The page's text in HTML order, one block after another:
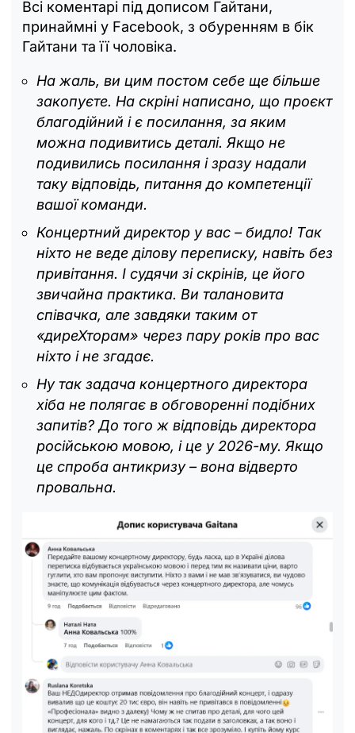
Всі коментарі під дописом Гайтани,
принаймні у Facebook, з обуренням в бік
Гайтани та її чоловіка.
На жаль, ви цим постом себе ще більше
закопуєте. На скріні написано, що проєкт
благодійний і є посилання, за яким
можна подивитись деталі. Якщо не
подивились посилання і зразу надали
таку відповідь, питання до компетенції
вашої команди.
Концертний директор у вас – бидло! Так
ніхто не веде ділову переписку, навіть без
привітання. І судячи зі скрінів, це його
звичайна практика. Ви талановита
співачка, але завдяки таким от
«диреХторам» через пару років про вас
ніхто і не згадає.
Ну так задача концертного директора
хіба не полягає в обговоренні подібних
запитів? До того ж відповідь директора
російською мовою, і це у 2026-му. Якщо
це спроба антикризу – вона відверто
провальна.